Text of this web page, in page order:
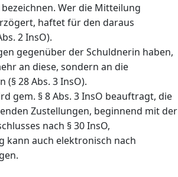
Wer die Mitteilung
haftet für den daraus
2 InsO).
gegenüber der Schuldnerin haben,
an diese, sondern an die
28 Abs. 3 InsO).
gem. § 8 Abs. 3 InsO beauftragt, die
Zustellungen, beginnend mit der
nach § 30 InsO,
kann auch elektronisch nach